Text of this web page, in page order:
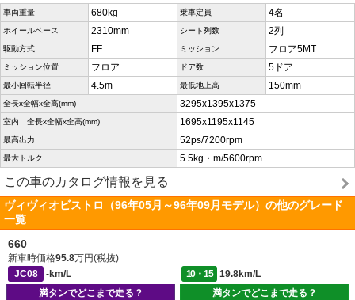
車両重量 680kg 乗車定員 4名
ホイールベース 2310mm シート列数 2列
駆動方式 FF ミッション フロア5MT
ミッション位置 フロア ドア数 5ドア
最小回転半径 4.5m 最低地上高 150mm
全長x全幅x全高(mm) 3295x1395x1375
室内 全長x全幅x全高(mm) 1695x1195x1145
最高出力 52ps/7200rpm
最大トルク 5.5kg・m/5600rpm
この車のカタログ情報を見る
ヴィヴィオビストロ（96年05月～96年09月モデル）の他のグレード
一覧
660
新車時価格95.8万円(税抜)
JC08
-km/L 10・15
19.8km/L
満タンでどこまで走る？
満タンでどこまで走る？